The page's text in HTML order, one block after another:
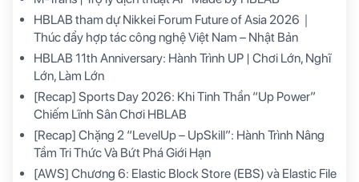
HBLAB tham dự Nikkei Forum Future of Asia 2026｜
Thúc đẩy hợp tác công nghệ Việt Nam – Nhật Bản
HBLAB 11th Anniversary: Hành Trình UP | Chơi Lớn, Nghĩ
Lớn, Làm Lớn
[Recap] Sports Day 2026: Khi Tinh Thần “Up Power”
Chiếm Lĩnh Sân Chơi HBLAB
[Recap] Chặng 2 “LevelUp – UpSkill”: Hành Trình Nâng
Tầm Tri Thức Và Bứt Phá Giới Hạn
[AWS] Chương 6: Elastic Block Store (EBS) và Elastic File